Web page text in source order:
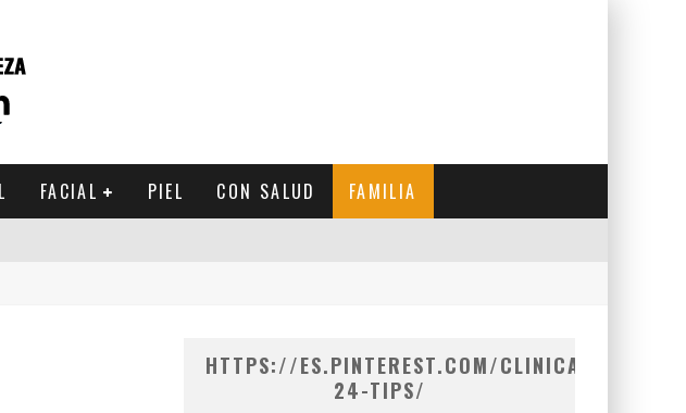
FACIAL PIEL CON SALUD FAMILIA
HTTPS://ES.PINTEREST.COM/
24-TIPS/